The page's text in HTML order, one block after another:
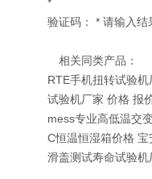
验证码： * 请输入
相关同类产品：
RTE手机扭转试验
试验机厂家 价格 报
mess专业高低温交
C恒温恒湿箱价格
滑盖测试寿命试验